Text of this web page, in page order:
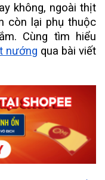
không, ngoài thịt
còn lại phụ thuộc
Cùng tìm hiểu
nướng qua bài viết